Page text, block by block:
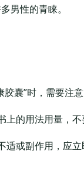
男性的青睐。
囊”时，需要注
上的用法用量，不
适或副作用，应